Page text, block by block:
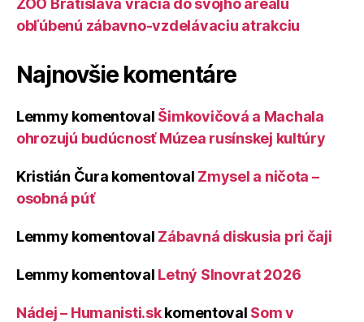
ZOO Bratislava vracia do svojho areálu
obľúbenú zábavno-vzdelávaciu atrakciu
Najnovšie komentáre
Lemmy komentoval Šimkovičová a Machala
ohrozujú budúcnosť Múzea rusínskej kultúry
Kristián Čura komentoval Zmysel a ničota –
osobná púť
Lemmy komentoval Zábavná diskusia pri čaji
Lemmy komentoval Letný Slnovrat 2026
Nádej – Humanisti.skkomentoval Som v